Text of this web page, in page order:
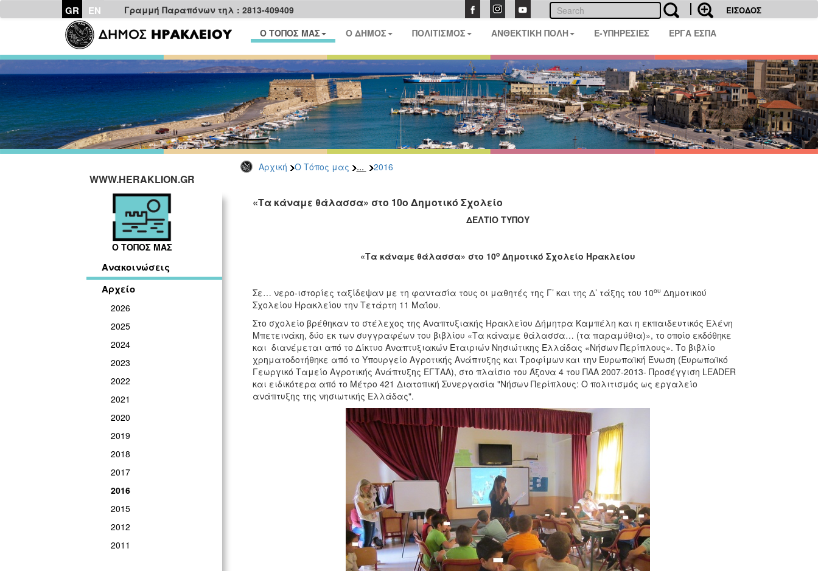
GR EN Γραμμή Παραπόνων τηλ : 2813-409409 ΕΙΣΟΔΟΣ
Ο ΤΟΠΟΣ ΜΑΣ Ο ΔΗΜΟΣ ΠΟΛΙΤΙΣΜΟΣ ΑΝΘΕΚΤΙΚΗ ΠΟΛΗ E-ΥΠΗΡΕΣΙΕΣ ΕΡΓΑ ΕΣΠΑ
Αρχική Ο Τόπος μας ... 2016
WWW.HERAKLION.GR
Ο ΤΟΠΟΣ ΜΑΣ
Ανακοινώσεις
Αρχείο
2026
2025
2024
2023
2022
2021
2020
2019
2018
2017
2016
2015
2012
2011
«Τα κάναμε θάλασσα» στο 10ο Δημοτικό Σχολείο
ΔΕΛΤΙΟ ΤΥΠΟΥ
«Τα κάναμε θάλασσα» στο 10ο Δημοτικό Σχολείο Ηρακλείου
Σε… νερο-ιστορίες ταξίδεψαν με τη φαντασία τους οι μαθητές της Γ’ και της Δ’ τάξης του 10ου Δημοτικού
Σχολείου Ηρακλείου την Τετάρτη 11 Μαΐου.
Στο σχολείο βρέθηκαν το στέλεχος της Αναπτυξιακής Ηρακλείου Δήμητρα Καμπέλη και η εκπαιδευτικός Ελένη
Μπετεινάκη, δύο εκ των συγγραφέων του βιβλίου «Τα κάναμε θάλασσα… (τα παραμύθια)», το οποίο εκδόθηκε
και διανέμεται από το Δίκτυο Αναπτυξιακών Εταιριών Νησιώτικης Ελλάδας «Νήσων Περίπλους». Το βιβλίο
χρηματοδοτήθηκε από το Υπουργείο Αγροτικής Ανάπτυξης και Τροφίμων και την Ευρωπαϊκή Ένωση (Ευρωπαϊκό
Γεωργικό Ταμείο Αγροτικής Ανάπτυξης ΕΓΤΑΑ), στο πλαίσιο του Άξονα 4 του ΠΑΑ 2007-2013- Προσέγγιση LEADER
και ειδικότερα από το Μέτρο 421 Διατοπική Συνεργασία "Νήσων Περίπλους: Ο πολιτισμός ως εργαλείο
ανάπτυξης της νησιωτικής Ελλάδας".